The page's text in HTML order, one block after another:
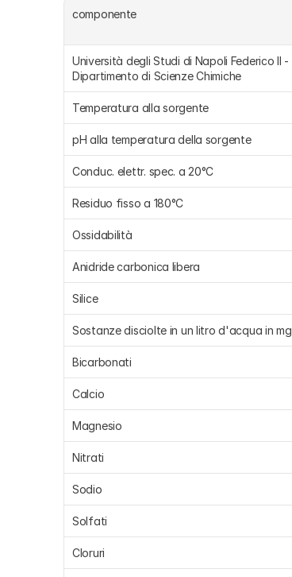
componente
Università degli Studi di Napoli Federico II -
Dipartimento di Scienze Chimiche
Temperatura alla sorgente
pH alla temperatura della sorgente
Conduc. elettr. spec. a 20°C
Residuo fisso a 180°C
Ossidabilità
Anidride carbonica libera
Silice
Sostanze disciolte in un litro d'acqua in mg
Bicarbonati
Calcio
Magnesio
Nitrati
Sodio
Solfati
Cloruri